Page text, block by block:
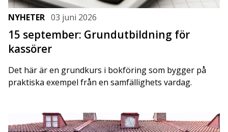
NYHETER 03 juni 2026
15 september: Grundutbildning för
kassörer
Det här är en grundkurs i bokföring som bygger på
praktiska exempel från en samfällighets vardag.